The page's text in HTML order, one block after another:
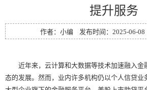
提升服务
作者：小编 发布时间：2025-06-08
近年来，云计算和大数据等技术加速融入金
态的发展。然而，业内许多机构仍以个人信贷业